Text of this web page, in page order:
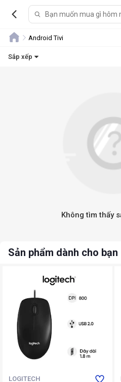
Android Tivi
Sắp xếp
Không tìm thấy
Sản phẩm dành cho bạn
LOGITECH